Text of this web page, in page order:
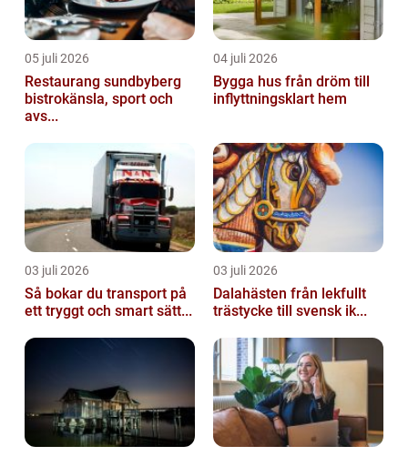
05 juli 2026
Restaurang sundbyberg
bistrokänsla, sport och
avs...
04 juli 2026
Bygga hus från dröm till
inflyttningsklart hem
03 juli 2026
Så bokar du transport på
ett tryggt och smart sätt...
03 juli 2026
Dalahästen från lekfullt
trästycke till svensk ik...